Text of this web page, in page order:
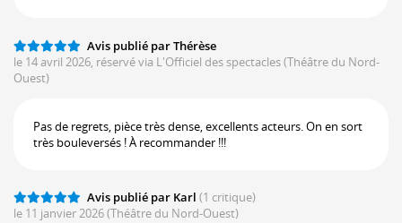
Avis publié par Thérèse
le 14 avril 2026, réservé via L'Officiel des spectacles(Théâtre du Nord-
Ouest)
Pas de regrets, pièce très dense, excellents acteurs. On en sort
très bouleversés ! À recommander !!!
Avis publié par Karl (1 critique)
le 11 janvier 2026(Théâtre du Nord-Ouest)